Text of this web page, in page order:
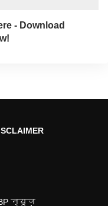
- Download
न्यूज़